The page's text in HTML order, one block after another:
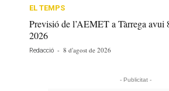
EL TEMPS
Previsió de l’AEMET a Tàrrega avui
2026
Redacció - 8 d'agost de 2026
- Publicitat -